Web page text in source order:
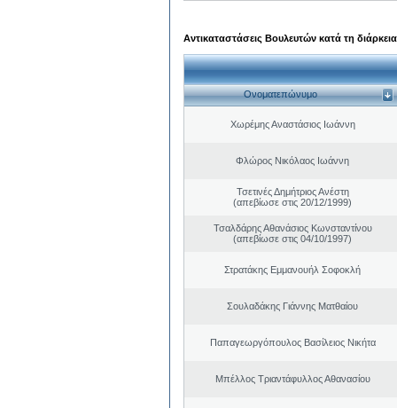
Αντικαταστάσεις Βουλευτών κατά τη
Ονοματεπώνυμο
Χωρέμης Αναστάσιος Ιωάννη
Φλώρος Νικόλαος Ιωάννη
Τσετινές Δημήτριος Ανέστη
(απεβίωσε στις 20/12/1999)
Τσαλδάρης Αθανάσιος Κωνσταντίνου
(απεβίωσε στις 04/10/1997)
Στρατάκης Εμμανουήλ Σοφοκλή
Σουλαδάκης Γιάννης Ματθαίου
Παπαγεωργόπουλος Βασίλειος Νικήτα
Μπέλλος Τριαντάφυλλος Αθανασίου